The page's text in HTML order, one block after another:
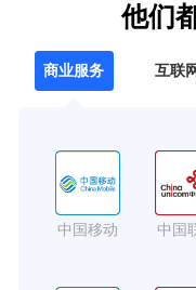
他们
商业服务 互联
中国移动 中国